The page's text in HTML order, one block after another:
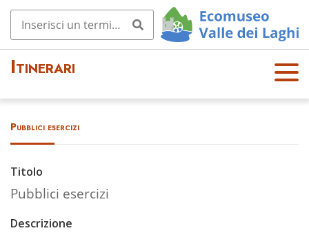
Itinerari
OPE
N
Pubblici esercizi
Titolo
Pubblici esercizi
Descrizione